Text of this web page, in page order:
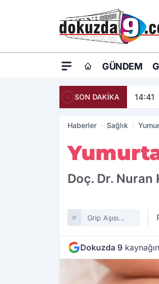
GÜNDEM
SON DAKİKA 14:41
Haberler Sağlık
Doç. Dr.
Grip Aşısı
Dokuzda 9